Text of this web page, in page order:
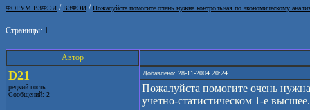
ФОРУМ ВЗФЭИ /ВЗФЭИ /Пожалуйста помогите очень нужна контрольная по экономическому
Страницы: 1
Автор
D21
редкий гость
Сообщений: 2
Добавлено: 28-11-2004 20:24
Пожалуйста помогите очень
учетно-статистическом 1-е